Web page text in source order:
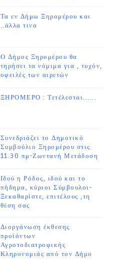
Τα εν Δήμω Ξηρομέρου και
..άλλα τινα
Ο Δήμος Ξηρομέρου θα
τηρήσει τα νόμιμα για , τυχόν,
οφειλές των αιρετών
ΞΗΡΟΜΕΡΟ : Τετέλεσται......
Συνεδριάζει το Δημοτικό
Συμβούλιο Ξηρομέρου στις
11.30 πμ-Ζωντανή Μετάδοση
Ιδού η Ρόδος, ιδού και το
πήδημα, κύριοι Σύμβουλοι-
Ξεκαθαρίστε, επιτέλους ,τη
θέση σας
Διοργάνωση έκθεσης
προϊόντων
Αγροτοδιατροφικής
Κληρονομιάς από τον Δήμο